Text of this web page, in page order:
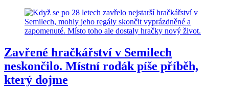
Zavřené hračkářství v Semilech
neskončilo. Místní rodák píše příběh,
který dojme